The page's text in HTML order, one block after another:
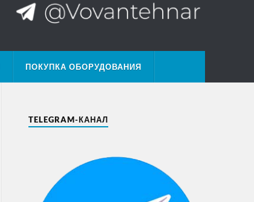
ПОКУПКА ОБОРУДОВАНИЯ
TELEGRAM-КАНАЛ